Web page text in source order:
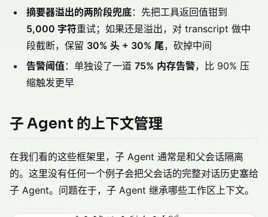
摘要器溢出的两阶段兜底：先把工具返回值钳到
5,000 字符重试；如果还是溢出，对 transcript 做中
段截断，保留 30% 头 + 30% 尾，砍掉中间
告警阈值：单独设了一道 75% 内存告警，比 90% 压
缩触发更早
子 Agent 的上下文管理
在我们看的这些框架里，子 Agent 通常是和父会话隔离
的。这里没有任何一个例子会把父会话的完整对话历史塞给
子 Agent。问题在于，子 Agent 继承哪些工作区上下文。